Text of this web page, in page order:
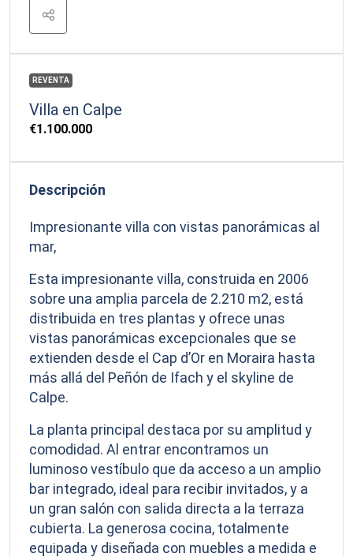
REVENTA
Villa en Calpe
€1.100.000
Descripción
Impresionante villa con vistas panorámicas al
mar,
Esta impresionante villa, construida en 2006
sobre una amplia parcela de 2.210 m2, está
distribuida en tres plantas y ofrece unas
vistas panorámicas excepcionales que se
extienden desde el Cap d’Or en Moraira hasta
más allá del Peñón de Ifach y el skyline de
Calpe.
La planta principal destaca por su amplitud y
comodidad. Al entrar encontramos un
luminoso vestíbulo que da acceso a un amplio
bar integrado, ideal para recibir invitados, y a
un gran salón con salida directa a la terraza
cubierta. La generosa cocina, totalmente
equipada y diseñada con muebles a medida e